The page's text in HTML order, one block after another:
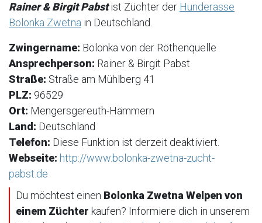
Rainer & Birgit Pabstist Züchter der Hunderasse
Bolonka Zwetna in Deutschland.
Zwingername: Bolonka von der Röthenquelle
Ansprechperson: Rainer & Birgit Pabst
Straße: Straße am Mühlberg 41
PLZ: 96529
Ort: Mengersgereuth-Hämmern
Land: Deutschland
Telefon: Diese Funktion ist derzeit deaktiviert.
Webseite: http://www.bolonka-zwetna-zucht-
pabst.de
Du möchtest einen Bolonka Zwetna Welpen von
einem Züchter kaufen? Informiere dich in unserem